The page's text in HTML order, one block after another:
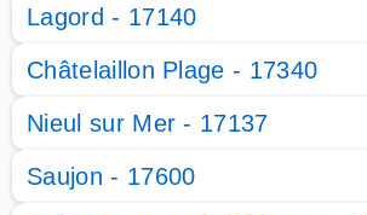
Lagord - 17140
Châtelaillon Plage - 17340
Nieul sur Mer - 17137
Saujon - 17600